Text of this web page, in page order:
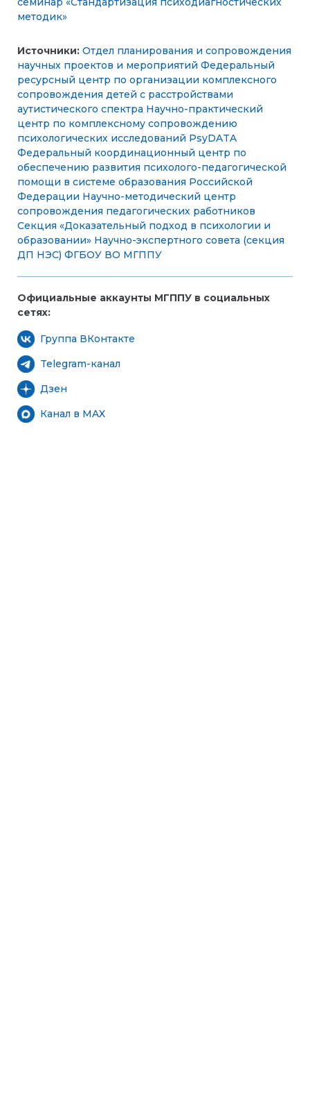
методик»
Источники: Отдел планирования и сопровождения
научных проектов и мероприятий Федеральный
ресурсный центр по организации комплексного
сопровождения детей с расстройствами
аутистического спектра Научно-практический
центр по комплексному сопровождению
психологических исследований PsyDATA
Федеральный координационный центр по
обеспечению развития психолого-педагогической
помощи в системе образования Российской
Федерации Научно-методический центр
сопровождения педагогических работников
Секция «Доказательный подход в психологии и
образовании» Научно-экспертного совета (секция
ДП НЭС) ФГБОУ ВО МГППУ
Официальные аккаунты МГППУ в социальных
сетях:
Группа ВКонтакте
Telegram-канал
Дзен
Канал в MAX